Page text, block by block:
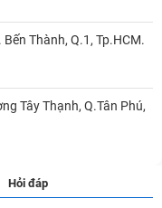
Thành, Q.1, Tp.HCM.
Tây Thạnh, Q.Tân Phú,
Hỏi đáp